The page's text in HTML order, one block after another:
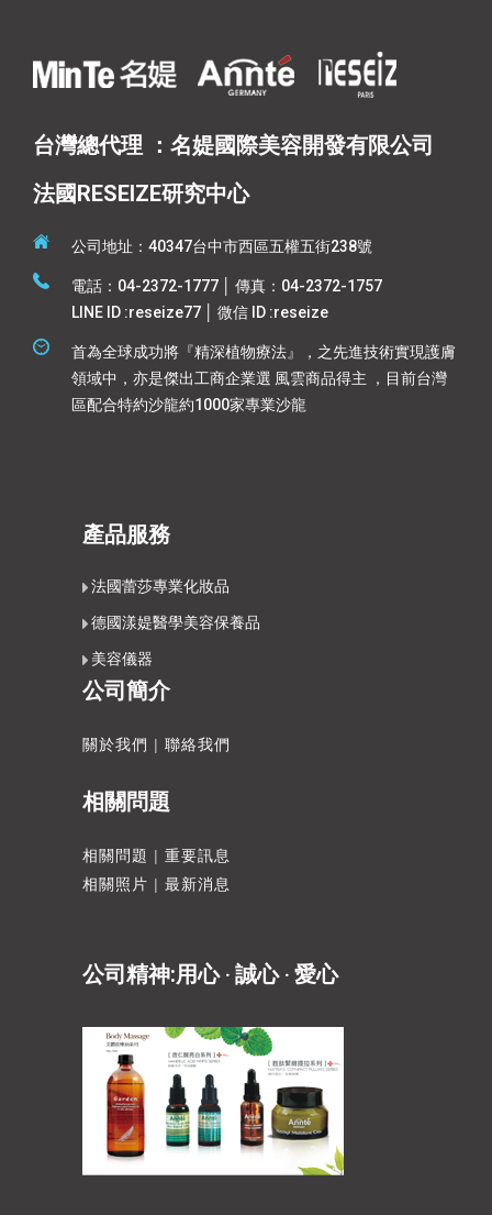
台灣總代理 ：名媞國際美容開發有限公司
法國RESEIZE研究中心
公司地址：40347台中市西區五權五街238號
電話：04-2372-1777 │ 傳真：04-2372-1757
LINE ID :reseize77 │ 微信 ID :reseize
首為全球成功將『精深植物療法』，之先進技術實現護膚
領域中，亦是傑出工商企業選 風雲商品得主 ，目前台灣
區配合特約沙龍約1000家專業沙龍
產品服務
法國蕾莎專業化妝品
德國漾媞醫學美容保養品
美容儀器
公司簡介
關於我們 | 聯絡我們
相關問題
相關問題 | 重要訊息
相關照片 | 最新消息
公司精神:用心 ‧ 誠心 ‧ 愛心